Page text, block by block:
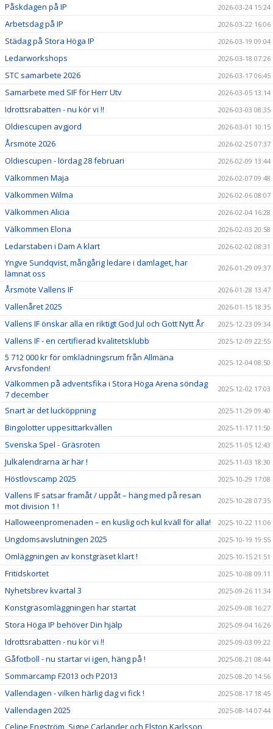
Påskdagen på IP 2026-03-24 15:24
Arbetsdag på IP 2026-03-22 16:06
Städag på Stora Höga IP 2026-03-19 09:04
Ledarworkshops 2026-03-18 07:26
STC samarbete 2026 2026-03-17 06:45
Samarbete med SIF för Herr Utv 2026-03-05 13:14
Idrottsrabatten - nu kör vi !! 2026-03-03 08:35
Oldiescupen avgjord 2026-03-01 10:15
Årsmöte 2026 2026-02-25 07:37
Oldiescupen - lördag 28 februari 2026-02-09 13:44
Välkommen Maja 2026-02-07 09:48
Välkommen Wilma 2026-02-06 08:07
Välkommen Alicia 2026-02-04 16:28
Välkommen Elona 2026-02-03 20:58
Ledarstaben i Dam A klart 2026-02-02 08:31
Yngve Sundqvist, mångårig ledare i damlaget, har
lämnat oss
2026-01-29 09:37
Årsmöte Vallens IF 2026-01-28 13:47
Vallenåret 2025 2026-01-15 18:35
Vallens IF önskar alla en riktigt God Jul och Gott Nytt År 2025-12-23 09:34
Vallens IF - en certifierad kvalitetsklubb 2025-12-09 22:55
5 712 000 kr för omklädningsrum från Allmäna
Arvsfonden!
2025-12-04 08:50
Välkommen på adventsfika i Stora Höga Arena söndag
7 december
2025-12-02 17:03
Snart är det lucköppning 2025-11-29 09:40
Bingolotter uppesittarkvällen 2025-11-17 11:50
Svenska Spel - Gräsroten 2025-11-05 12:43
Julkalendrarna är här ! 2025-11-03 18:30
Höstlovscamp 2025 2025-10-29 17:08
Vallens IF satsar framåt / uppåt – häng med på resan
mot division 1 !
2025-10-28 07:35
Halloweenpromenaden – en kuslig och kul kväll för alla! 2025-10-22 11:06
Ungdomsavslutningen 2025 2025-10-19 19:55
Omläggningen av konstgräset klart ! 2025-10-15 21:51
Fritidskortet 2025-10-08 09:11
Nyhetsbrev kvartal 3 2025-09-26 11:34
Konstgräsomläggningen har startat 2025-09-08 16:27
Stora Höga IP behöver Din hjälp 2025-09-04 16:26
Idrottsrabatten - nu kör vi !! 2025-09-03 09:22
Gåfotboll - nu startar vi igen, häng på ! 2025-08-21 08:44
Sommarcamp F2013 och P2013 2025-08-20 14:56
Vallendagen - vilken härlig dag vi fick ! 2025-08-17 18:45
Vallendagen 2025 2025-08-14 07:44
Celine Engström, Signe Carlander och Elston Karlsson